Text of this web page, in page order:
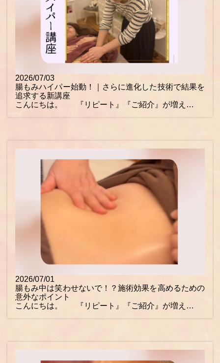
2026/07/03
腸もみハイパー始動！｜さらに進化した技術で結果を
追求する新講座
こんにちは。 『リピート』『ご紹介』が増え…
2026/07/01
腸もみ中は笑わせないで！？施術効果を高めるための
意外なポイント
こんにちは。 『リピート』『ご紹介』が増え…